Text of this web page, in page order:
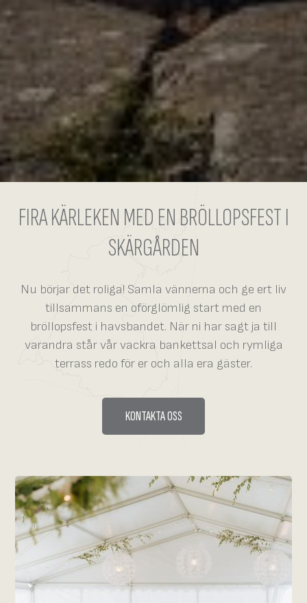
FIRA KÄRLEKEN MED EN BRÖLLOPSFEST I
SKÄRGÅRDEN
Nu börjar det roliga! Samla vännerna och ge ert liv
tillsammans en oförglömlig start med en
bröllopsfest i havsbandet. När ni har sagt ja till
varandra står vår vackra bankettsal och rymliga
terrass redo för er och alla era gäster.
KONTAKTA OSS